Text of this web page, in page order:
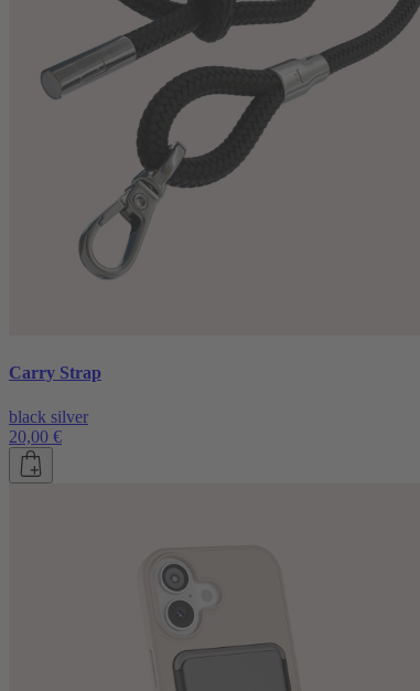
Carry Strap
black silver
20,00 €